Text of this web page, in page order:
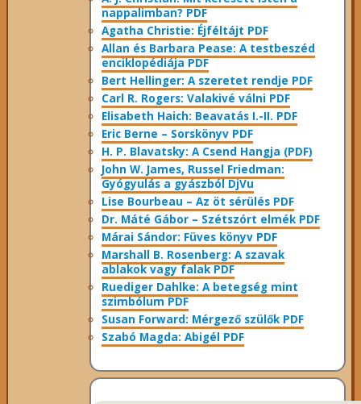
nappalimban? PDF
Agatha Christie: Éjféltájt PDF
Allan és Barbara Pease: A testbeszéd
enciklopédiája PDF
Bert Hellinger: A ​szeretet rendje PDF
Carl R. Rogers: Valakivé válni PDF
Elisabeth Haich: Beavatás I.-II. PDF
Eric Berne – Sorskönyv PDF
H. P. Blavatsky: A Csend Hangja (PDF)
John W. James, Russel Friedman:
Gyógyulás a gyászból DjVu
Lise Bourbeau – Az öt sérülés PDF
Dr. Máté Gábor – Szétszórt elmék PDF
Márai Sándor: Füves könyv PDF
Marshall B. Rosenberg: A szavak
ablakok vagy falak PDF
Ruediger Dahlke: A betegség mint
szimbólum PDF
Susan Forward: Mérgező szülők PDF
Szabó Magda: Abigél PDF